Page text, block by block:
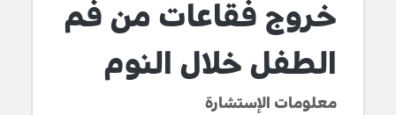
خروج فقاعات من فم
الطفل خلال النوم
معلومات الإستشارة